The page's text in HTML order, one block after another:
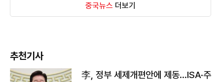
중국뉴스 더보기
추천기사
李, 정부 세제개편안에 제동…ISA·주